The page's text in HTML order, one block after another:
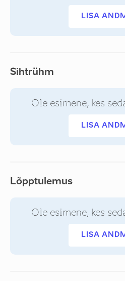
LISA
Sihtrühm
Ole esimene, kes
LISA
Lõpptulemus
Ole esimene, kes
LISA